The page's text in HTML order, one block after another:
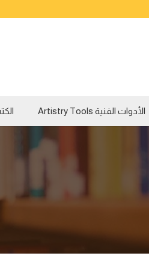
الأدوات الفنية Artistry Tools